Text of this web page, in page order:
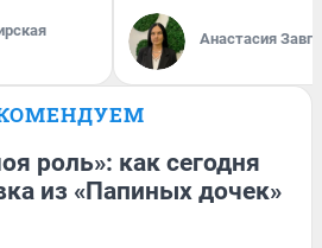
Анастасия
роль»: как сегодня
из «Папиных дочек»